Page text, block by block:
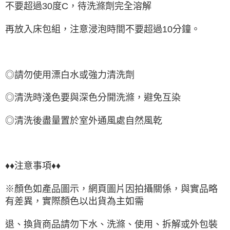
不要超過30度C，待洗滌劑完全溶解
再放入床包組，注意浸泡時間不要超過10分鐘。
◎請勿使用漂白水或強力清洗劑
◎清洗時淺色要與深色分開洗滌，避免互染
◎清洗後盡量置於室外通風處自然風乾
♦♦注意事項♦♦
※顏色如產品圖示，網頁圖片因拍攝關係，與實品略
有差異，實際顏色以出貨為主如需
退、換貨商品請勿下水、洗滌、使用、拆解或外包裝